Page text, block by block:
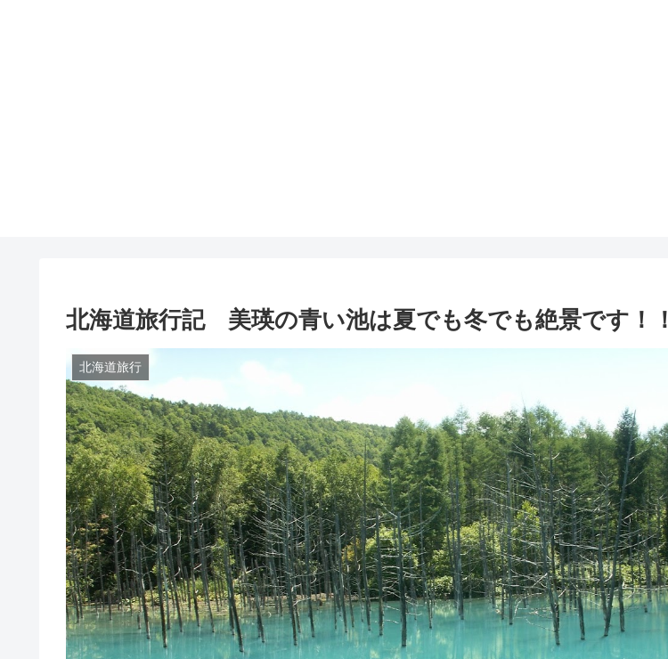
北海道旅行記 美瑛の青い池は夏でも冬でも絶景です！！
北海道旅行